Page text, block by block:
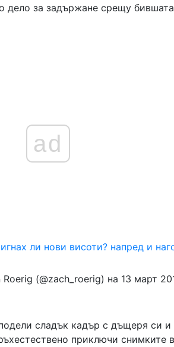
дело за задържане срещу
ad
ли нови висоти? напред и
(@zach_roerig) на 13 март
сладък кадър с дъщеря си и
приключи снимките